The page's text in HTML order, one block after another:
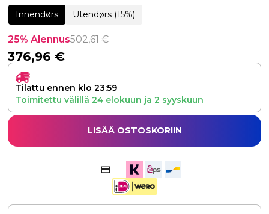
Innendørs Utendørs (15%)
25% Alennus502,61€
376,96 €
Tilattu ennen klo 23:59
Toimitettu välillä 24 elokuun ja 2 syyskuun
LISÄÄ OSTOSKORIIN